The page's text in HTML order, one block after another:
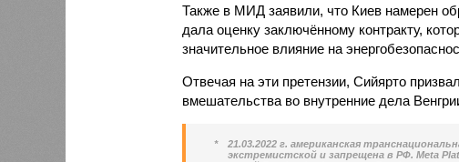
Также в МИД заявили, что Киев намерен
дала оценку заключённому контракту,
значительное влияние на
Отвечая на эти претензии, Сийярто
вмешательства во внутренние дела
*
21.03.2022 г. американская
экстремистской и запрещена в РФ. Meta